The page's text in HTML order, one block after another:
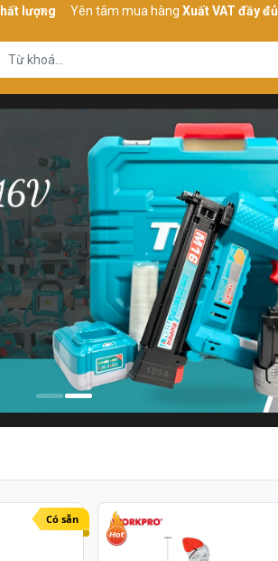
Yên tâm mua hàngXuất VAT đầy đủ Địa chỉ:
Có sẵn